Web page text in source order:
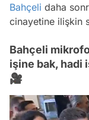
Bahçeli daha
cinayetine ilişkin
Bahçeli
işine bak, hadi
🎥